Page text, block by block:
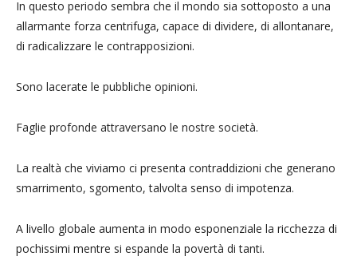
In questo periodo sembra che il mondo sia sottoposto a una
allarmante forza centrifuga, capace di dividere, di allontanare,
di radicalizzare le contrapposizioni.
Sono lacerate le pubbliche opinioni.
Faglie profonde attraversano le nostre società.
La realtà che viviamo ci presenta contraddizioni che generano
smarrimento, sgomento, talvolta senso di impotenza.
A livello globale aumenta in modo esponenziale la ricchezza di
pochissimi mentre si espande la povertà di tanti.